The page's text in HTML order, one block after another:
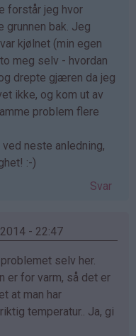
forstår jeg hvor
grunnen bak. Jeg
kjølnet (min egen
meg selv - hvordan
drepte gjæren da jeg
ikke, og kom ut av
problem flere
neste anledning,
:-)
Svar
- 22:47
selv her.
er for varm, så det er
at man har
temperatur.. Ja, gi